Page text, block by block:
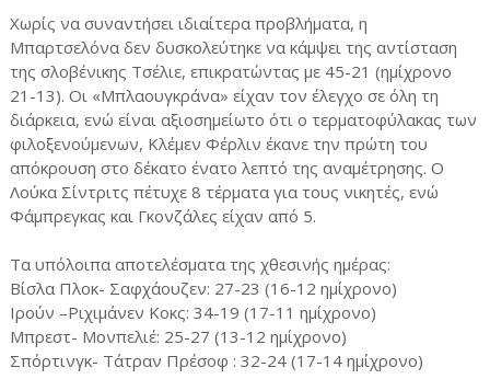
Χωρίς να συναντήσει ιδιαίτερα προβλήματα, η
Μπαρτσελόνα δεν δυσκολεύτηκε να κάμψει της αντίσταση
της σλοβένικης Τσέλιε, επικρατώντας με 45-21 (ημίχρονο
21-13). Οι «Μπλαουγκράνα» είχαν τον έλεγχο σε όλη τη
διάρκεια, ενώ είναι αξιοσημείωτο ότι ο τερματοφύλακας των
φιλοξενούμενων, Κλέμεν Φέρλιν έκανε την πρώτη του
απόκρουση στο δέκατο ένατο λεπτό της αναμέτρησης. Ο
Λούκα Σίντριτς πέτυχε 8 τέρματα για τους νικητές, ενώ
Φάμπρεγκας και Γκονζάλες είχαν από 5.
Τα υπόλοιπα αποτελέσματα της χθεσινής ημέρας:
Βίσλα Πλοκ- Σαφχάουζεν: 27-23 (16-12 ημίχρονο)
Ιρούν –Ριχιμάνεν Κοκς: 34-19 (17-11 ημίχρονο)
Μπρεστ- Μονπελιέ: 25-27 (13-12 ημίχρονο)
Σπόρτινγκ- Τάτραν Πρέσοφ : 32-24 (17-14 ημίχρονο)